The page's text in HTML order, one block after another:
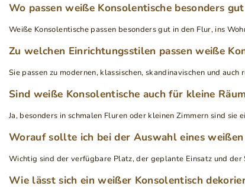
Wo passen weiße Konsolentische besonders
Weiße Konsolentische passen besonders gut in den Flur, ins
Zu welchen Einrichtungsstilen passen weiße
Sie passen zu modernen, klassischen, skandinavischen und
Sind weiße Konsolentische auch für kleine
Ja, besonders in schmalen Fluren oder kleinen Zimmern sind
Worauf sollte ich bei der Auswahl eines
Wichtig sind der verfügbare Platz, der geplante Einsatz und
Wie lässt sich ein weißer Konsolentisch